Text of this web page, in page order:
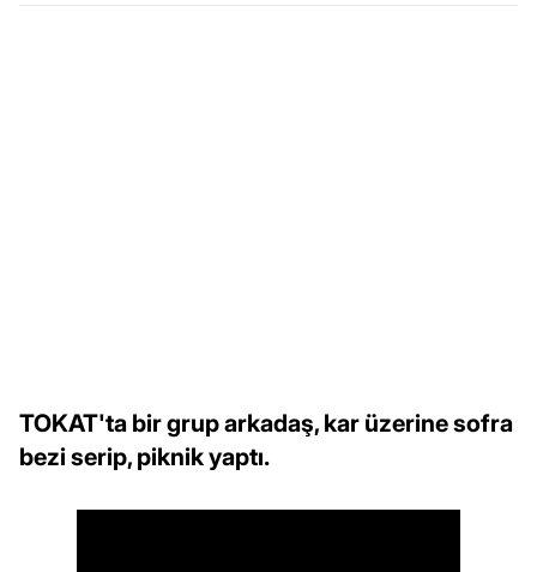
TOKAT'ta bir grup arkadaş, kar üzerine sofra
bezi serip, piknik yaptı.